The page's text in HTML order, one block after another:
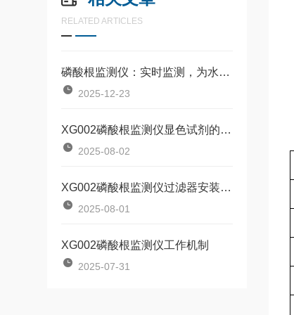
RELATED ARTICLES
磷酸根监测仪：实时监测，为水质安全筑牢“防护墙”
2025-12-23
XG002磷酸根监测仪显色试剂的配制
2025-08-02
XG002磷酸根监测仪过滤器安装过程
2025-08-01
XG002磷酸根监测仪工作机制
2025-07-31